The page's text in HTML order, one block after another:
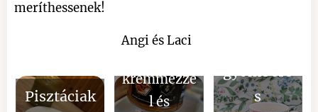
meríthessenek!
Angi és Laci
Pisztáciak
Görögjogh
krémmézze
l és
gyömbére
s